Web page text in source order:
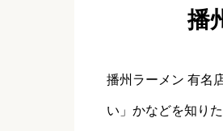
播
播州ラーメン 有名
い」かなどを知り